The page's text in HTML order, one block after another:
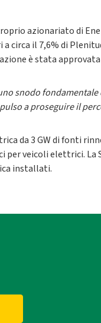
azionariato di
circa il 7,6% di
è stata
snodo
a proseguire il
da 3 GW di fonti
per veicoli elettrici. La
installati.